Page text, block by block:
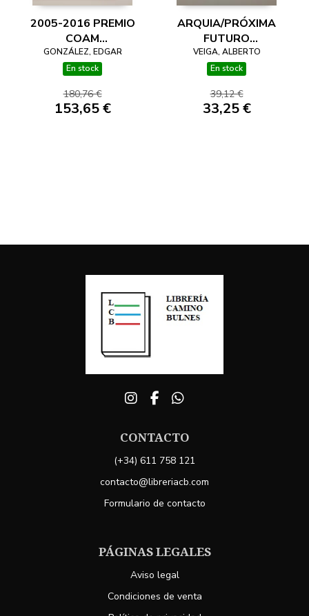
2005-2016 PREMIO
COAM
ARQUITECTURA
CONTEMPORÁNEA
GONZÁLEZ, EDGAR
En stock
180,76 €
153,65 €
ARQUIA/PRÓXIMA
FUTURO
IMPERFECTO 2016
VEIGA, ALBERTO
En stock
39,12 €
33,25 €
CONTACTO
(+34) 611 758 121
contacto@libreriacb.com
Formulario de contacto
PÁGINAS LEGALES
Aviso legal
Condiciones de venta